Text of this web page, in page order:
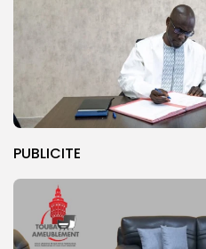
PUBLICITE